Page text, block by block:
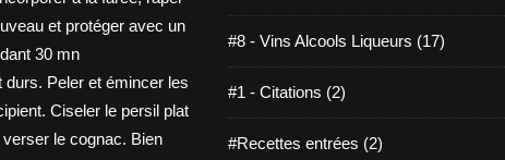
#8 - Vins Alcools Liqueurs (17)
#1 - Citations (2)
#Recettes entrées (2)